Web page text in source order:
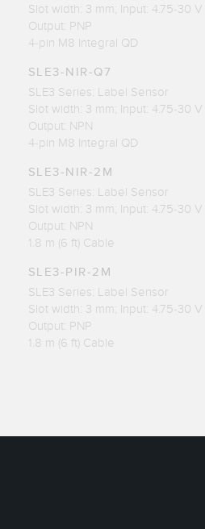
Slot width: 3 mm; Input: 4.75-30
Output: PNP
4-pin M8 Integral QD
SLE3-NIR-Q7
SLE3 Series: Label Sensor
Slot width: 3 mm; Input: 4.75-30
Output: NPN
4-pin M8 Integral QD
SLE3-NIR-2M
SLE3 Series: Label Sensor
Slot width: 3 mm; Input: 4.75-30
Output: NPN
1.8 m (6 ft) Cable
SLE3-PIR-2M
SLE3 Series: Label Sensor
Slot width: 3 mm; Input: 4.75-30
Output: PNP
1.8 m (6 ft) Cable